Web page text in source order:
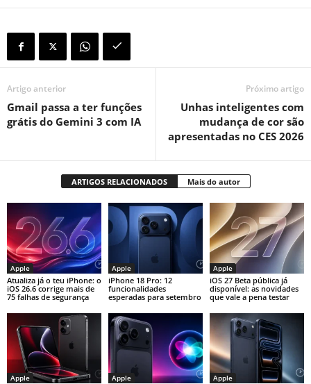
Artigo anterior
Gmail passa a ter funções
grátis do Gemini 3 com IA
Próximo artigo
Unhas inteligentes com
mudança de cor são
apresentadas no CES 2026
ARTIGOS RELACIONADOS Mais do autor
Apple
Atualiza já o teu iPhone: o
iOS 26.6 corrige mais de
75 falhas de segurança
Apple
iPhone 18 Pro: 12
funcionalidades
esperadas para setembro
Apple
iOS 27 Beta pública já
disponível: as novidades
que vale a pena testar
Apple Apple Apple